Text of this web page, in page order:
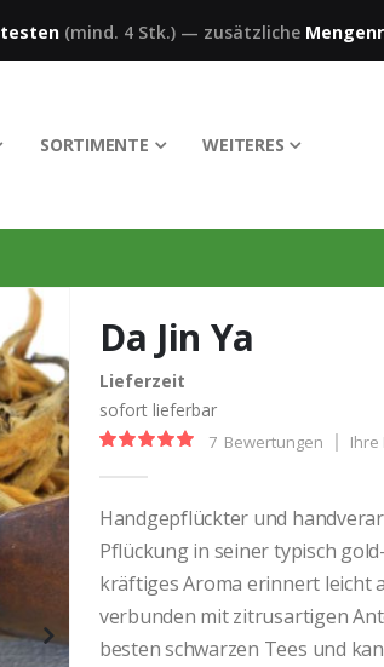
testen(mind. 4 Stk.)— zusätzliche
SORTIMENTE WEITERES
Da Jin Ya
Lieferzeit
sofort lieferbar
Bewertung:
7 Bewertungen Ihre
Handgepflückter und
Pflückung in seiner typisch
kräftiges Aroma erinnert leicht
verbunden mit zitrusartigen
besten schwarzen Tees und